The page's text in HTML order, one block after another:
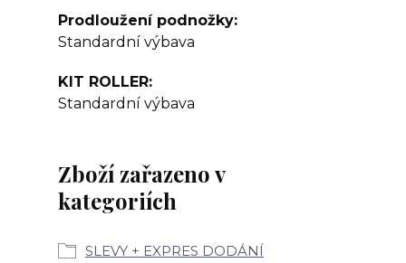
Prodloužení podnožky
Standardní výbava
KIT ROLLER
Standardní výbava
Zboží zařazeno v
kategoriích
SLEVY + EXPRES DODÁNÍ